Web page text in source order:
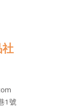
1號